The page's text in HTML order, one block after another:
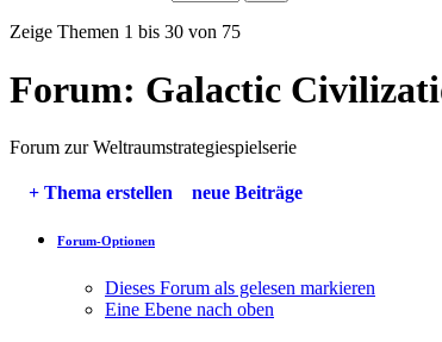
Zeige Themen 1 bis 30 von 75
Forum: Galactic
Forum zur Weltraumstrategiespielserie
+ Thema erstellen neue Beiträge
Forum-Optionen
Dieses Forum als gelesen markieren
Eine Ebene nach oben